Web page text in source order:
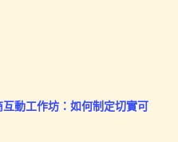
動工作坊：如何制定切實可